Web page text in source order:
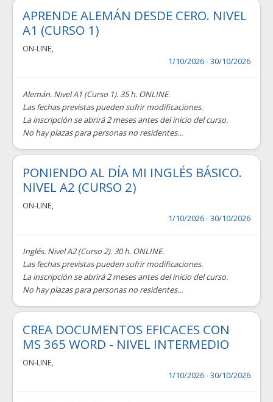
APRENDE ALEMÁN DESDE CERO. NIVEL
A1 (CURSO 1)
ON-LINE,
1/10/2026 - 30/10/2026
Alemán. Nivel A1 (Curso 1). 35 h. ONLINE.
Las fechas previstas pueden sufrir modificaciones.
La inscripción se abrirá 2 meses antes del inicio del curso.
No hay plazas para personas no residentes...
PONIENDO AL DÍA MI INGLÉS BÁSICO.
NIVEL A2 (CURSO 2)
ON-LINE,
1/10/2026 - 30/10/2026
Inglés. Nivel A2 (Curso 2). 30 h. ONLINE.
Las fechas previstas pueden sufrir modificaciones.
La inscripción se abrirá 2 meses antes del inicio del curso.
No hay plazas para personas no residentes...
CREA DOCUMENTOS EFICACES CON
MS 365 WORD - NIVEL INTERMEDIO
ON-LINE,
1/10/2026 - 30/10/2026